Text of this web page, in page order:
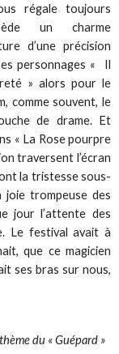
régale toujours
un charme
d’une précision
personnages « Il
» alors pour le
comme souvent, le
de drame. Et
« La Rose pourpre
traversent l’écran
la tristesse sous-
trompeuse des
jour l’attente des
Le festival avait à
que ce magicien
ses bras sur nous,
du « Guépard »